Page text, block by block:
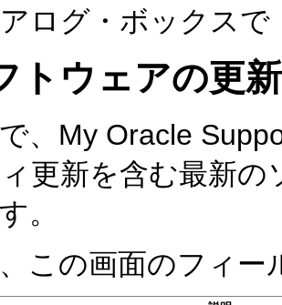
ログ・ボックスで
トウェアの更新
、My Oracle
更新を含む最新
。
この画面のフィ